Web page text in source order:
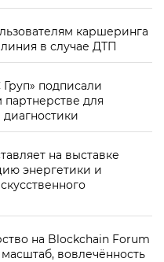
каршеринга
в случае ДТП
подписали
для
на выставке
энергетики и
на Blockchain Forum
вовлечённость